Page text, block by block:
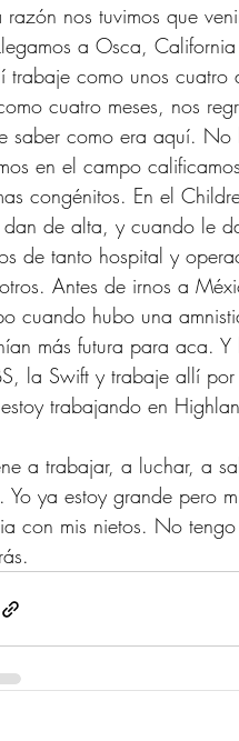
razón nos tuvimos que
a Osca,
trabaje como unos cuatro
cuatro meses, nos
saber como era aquí.
en el campo
congénitos. En el
de alta, y cuando le
de tanto hospital y
Antes de irnos a
cuando hubo una
más futura para aca.
la Swift y trabaje allí
trabajando en
a trabajar, a luchar, a
Yo ya estoy grande pero
con mis nietos. No